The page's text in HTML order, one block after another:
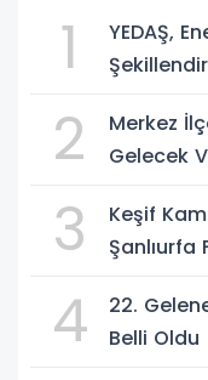
1
YEDAŞ,
2
Merkez
Gelecek
3
Keşif
Şanlıurfa
4
22.
Belli Oldu